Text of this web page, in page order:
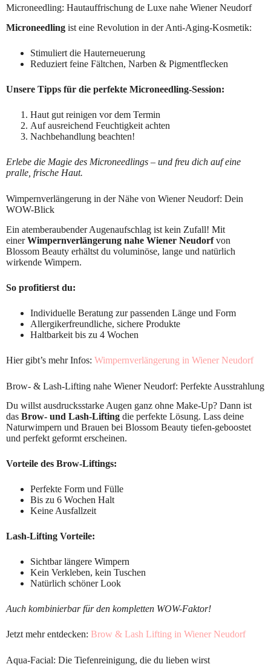
Microneedling: Hautauffrischung de Luxe nahe Wiener Neudorf
Microneedling ist eine Revolution in der Anti-Aging-Kosmetik:
Stimuliert die Hauterneuerung
Reduziert feine Fältchen, Narben & Pigmentflecken
Unsere Tipps für die perfekte Microneedling-Session:
Haut gut reinigen vor dem Termin
Auf ausreichend Feuchtigkeit achten
Nachbehandlung beachten!
Erlebe die Magie des Microneedlings – und freu dich auf eine
pralle, frische Haut.
Wimpernverlängerung in der Nähe von Wiener Neudorf: Dein
WOW-Blick
Ein atemberaubender Augenaufschlag ist kein Zufall! Mit
einerWimpernverlängerung nahe Wiener Neudorfvon
Blossom Beauty erhältst du voluminöse, lange und natürlich
wirkende Wimpern.
So profitierst du:
Individuelle Beratung zur passenden Länge und Form
Allergikerfreundliche, sichere Produkte
Haltbarkeit bis zu 4 Wochen
Hier gibt’s mehr Infos: Wimpernverlängerung in Wiener Neudorf
Brow- & Lash-Lifting nahe Wiener Neudorf: Perfekte Ausstrahlung
Du willst ausdrucksstarke Augen ganz ohne Make-Up? Dann ist
das Brow- und Lash-Lifting die perfekte Lösung. Lass deine
Naturwimpern und Brauen bei Blossom Beauty tiefen-geboostet
und perfekt geformt erscheinen.
Vorteile des Brow-Liftings:
Perfekte Form und Fülle
Bis zu 6 Wochen Halt
Keine Ausfallzeit
Lash-Lifting Vorteile:
Sichtbar längere Wimpern
Kein Verkleben, kein Tuschen
Natürlich schöner Look
Auch kombinierbar für den kompletten WOW-Faktor!
Jetzt mehr entdecken: Brow & Lash Lifting in Wiener Neudorf
Aqua-Facial: Die Tiefenreinigung, die du lieben wirst